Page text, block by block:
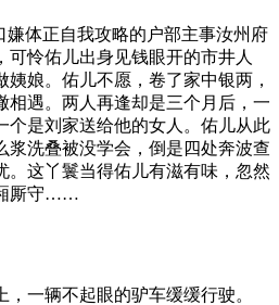
嫌体正自我攻略的户部主事汝州府
可怜佑儿出身见钱眼开的市井人
娘。佑儿不愿，卷了家中银两，
相遇。两人再逢却是三个月后，一
个是刘家送给他的女人。佑儿从此
浆洗叠被没学会，倒是四处奔波查
。这丫鬟当得佑儿有滋有味，忽然
厮守……
一辆不起眼的驴车缓缓行驶。